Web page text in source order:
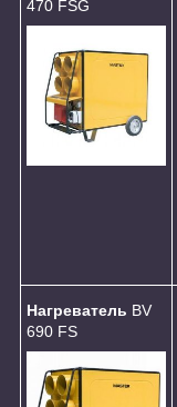
470 FSG
Нагреватель BV
690 FS